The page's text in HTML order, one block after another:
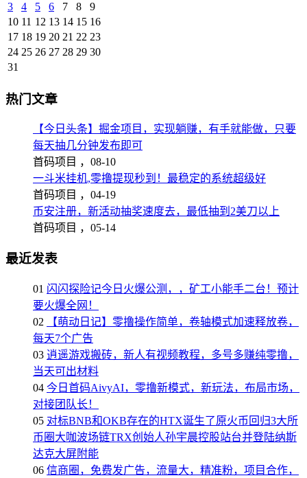
3
4 5 6 7 8
9
10 11 12 13 14 15 16
17 18 19 20 21 22 23
24 25 26 27 28 29 30
31
热门文章
【今日头条】掘金项目，实现躺赚，有手就能做，只要
每天抽几分钟发布即可
首码项目 ， 08-10
一斗米挂机,零撸提现秒到！最稳定的系统超级好
首码项目 ， 04-19
币安注册，新活动抽奖速度去，最低抽到2美刀以上
首码项目 ， 05-14
最近发表
01 闪闪探险记今日火爆公测，，矿工小能手二台！预计
要火爆全网！
02
【萌动日记】零撸操作简单，卷轴模式加速释放卷，
每天7个广告
03 逍遥游戏搬砖，新人有视频教程，多号多赚纯零撸，
当天可出材料
04 今日首码AivyAI，零撸新模式，新玩法，布局市场，
对接团队长！
05 对标BNB和OKB存在的HTX诞生了原火币回归3大所
币圈大咖波场链TRX创始人孙宇晨控股站台并登陆纳斯
达克大屏附能
06 信商圈，免费发广告，流量大，精准粉，项目合作，